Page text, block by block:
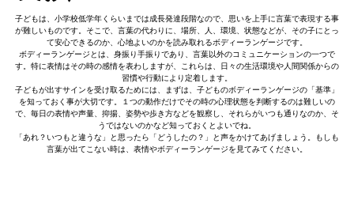
子どもは、小学校低学年くらいまでは成長発達段階なので、思いを上手に言葉で表現する事
が難しいものです。そこで、言葉の代わりに、場所、人、環境、状態などが、その子にとっ
て安心できるのか、心地よいのかを読み取れるボディーランゲージです。
ボディーランゲージとは、身振り手振りであり、言葉以外のコミュニケーションの一つで
す。特に表情はその時の感情を表わしますが、これらは、日々の生活環境や人間関係からの
習慣や行動により定着します。
子どもが出すサインを受け取るためには、まずは、子どものボディーランゲージの「基準」
を知っておく事が大切です。１つの動作だけでその時の心理状態を判断するのは難しいの
で、毎日の表情や声量、抑揚、姿勢や歩き方などを観察し、それらがいつも通りなのか、そ
うではないのかなど知っておくとよいでね。
「あれ？いつもと違うな」と思ったら「どうしたの？」と声をかけてあげましょう。もしも
言葉が出てこない時は、表情やボディーランゲージを見てみてください。